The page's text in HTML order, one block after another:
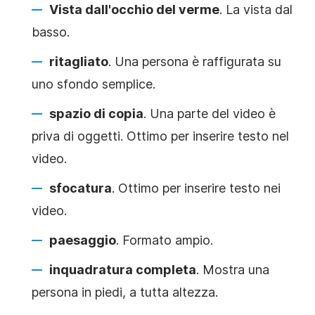
Vista dall'occhio del verme. La vista dal
basso.
ritagliato. Una persona è raffigurata su
uno sfondo semplice.
spazio di copia. Una parte del video è
priva di oggetti. Ottimo per inserire testo nel
video.
sfocatura. Ottimo per inserire testo nei
video.
paesaggio. Formato ampio.
inquadratura completa. Mostra una
persona in piedi, a tutta altezza.